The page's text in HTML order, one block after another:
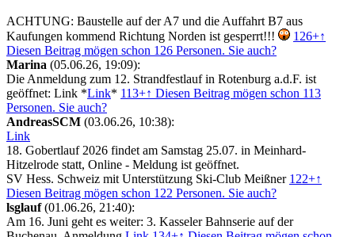
ACHTUNG: Baustelle auf der A7 und die Auffahrt B7 aus
Kaufungen kommend Richtung Norden ist gesperrt!!!
126+↑
Diesen Beitrag mögen schon 126 Personen. Sie auch?
Marina (05.06.26, 19:09):
Die Anmeldung zum 12. Strandfestlauf in Rotenburg a.d.F. ist
geöffnet: Link *Link* 113+↑ Diesen Beitrag mögen schon 113
Personen. Sie auch?
AndreasSCM (03.06.26, 10:38):
Link
18. Gobertlauf 2026 findet am Samstag 25.07. in Meinhard-
Hitzelrode statt, Online - Meldung ist geöffnet.
SV Hess. Schweiz mit Unterstützung Ski-Club Meißner 122+↑
Diesen Beitrag mögen schon 122 Personen. Sie auch?
lsglauf(01.06.26, 21:40):
Am 16. Juni geht es weiter: 3. Kasseler Bahnserie auf der